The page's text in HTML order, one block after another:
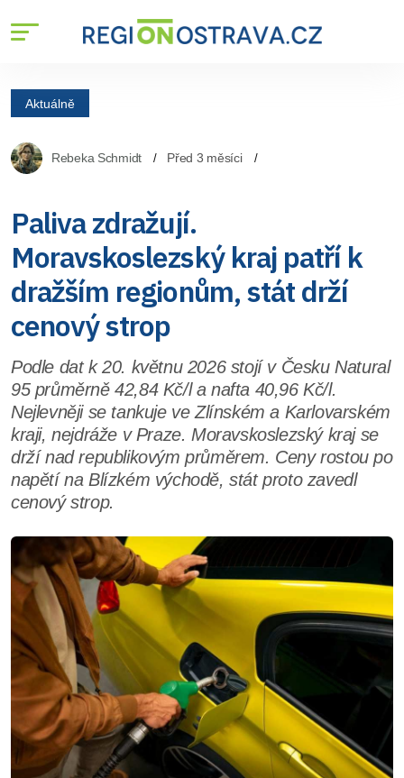
Aktuálně
Rebeka Schmidt Před 3 měsíci
Paliva zdražují.
Moravskoslezský kraj patří k
dražším regionům, stát drží
cenový strop
Podle dat k 20. květnu 2026 stojí v Česku Natural
95 průměrně 42,84 Kč/l a nafta 40,96 Kč/l.
Nejlevněji se tankuje ve Zlínském a Karlovarském
kraji, nejdráže v Praze. Moravskoslezský kraj se
drží nad republikovým průměrem. Ceny rostou po
napětí na Blízkém východě, stát proto zavedl
cenový strop.